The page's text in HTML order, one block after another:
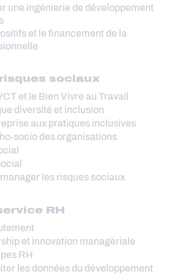
une ingénierie de développement
et le financement de la
sociaux
et le Bien Vivre au Travail
diversité et inclusion
aux pratiques inclusives
socio des organisations
les risques sociaux
RH
et innovation managériale
RH
les données du développement